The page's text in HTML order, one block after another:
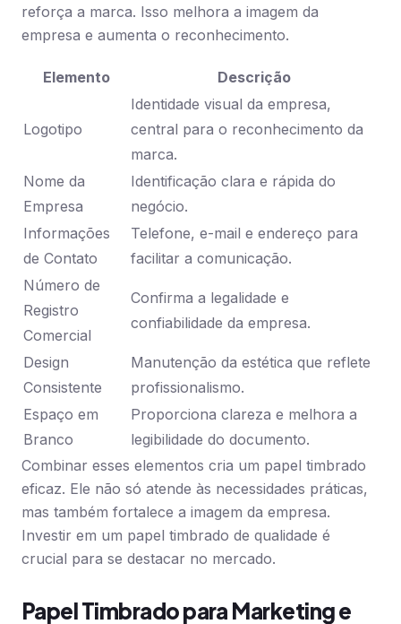
reforça a marca. Isso melhora a imagem da
empresa e aumenta o reconhecimento.
Elemento Descrição
Logotipo
Identidade visual da empresa,
central para o reconhecimento da
marca.
Nome da
Empresa
Identificação clara e rápida do
negócio.
Informações
de Contato
Telefone, e-mail e endereço para
facilitar a comunicação.
Número de
Registro
Comercial
Confirma a legalidade e
confiabilidade da empresa.
Design
Consistente
Manutenção da estética que reflete
profissionalismo.
Espaço em
Branco
Proporciona clareza e melhora a
legibilidade do documento.
Combinar esses elementos cria um papel timbrado
eficaz. Ele não só atende às necessidades práticas,
mas também fortalece a imagem da empresa.
Investir em um papel timbrado de qualidade é
crucial para se destacar no mercado.
Papel Timbrado para Marketing e